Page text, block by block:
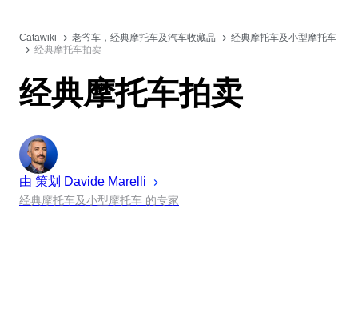
Catawiki 老爷车，经典摩托车及汽车收藏品
经典摩托车及小型摩托车
经典摩托车拍卖
经典摩托车拍卖
由 策划 Davide Marelli
经典摩托车及小型摩托车 的专家